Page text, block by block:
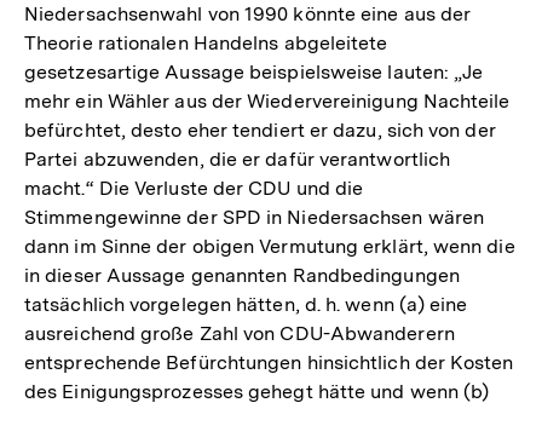
Fußnote
Niedersachsenwahl von 1990 könnte eine aus der
Theorie rationalen Handelns abgeleitete
gesetzesartige Aussage beispielsweise lauten: „Je
mehr ein Wähler aus der Wiedervereinigung Nachteile
befürchtet, desto eher tendiert er dazu, sich von der
Partei abzuwenden, die er dafür verantwortlich
macht.“ Die Verluste der CDU und die
Stimmengewinne der SPD in Niedersachsen wären
dann im Sinne der obigen Vermutung erklärt, wenn die
in dieser Aussage genannten Randbedingungen
tatsächlich vorgelegen hätten, d. h. wenn (a) eine
ausreichend große Zahl von CDU-Abwanderern
entsprechende Befürchtungen hinsichtlich der Kosten
des Einigungsprozesses gehegt hätte und wenn (b)